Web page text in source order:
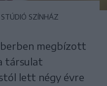
SZÍNHÁZ
megbízott
társulat
lett négy évre